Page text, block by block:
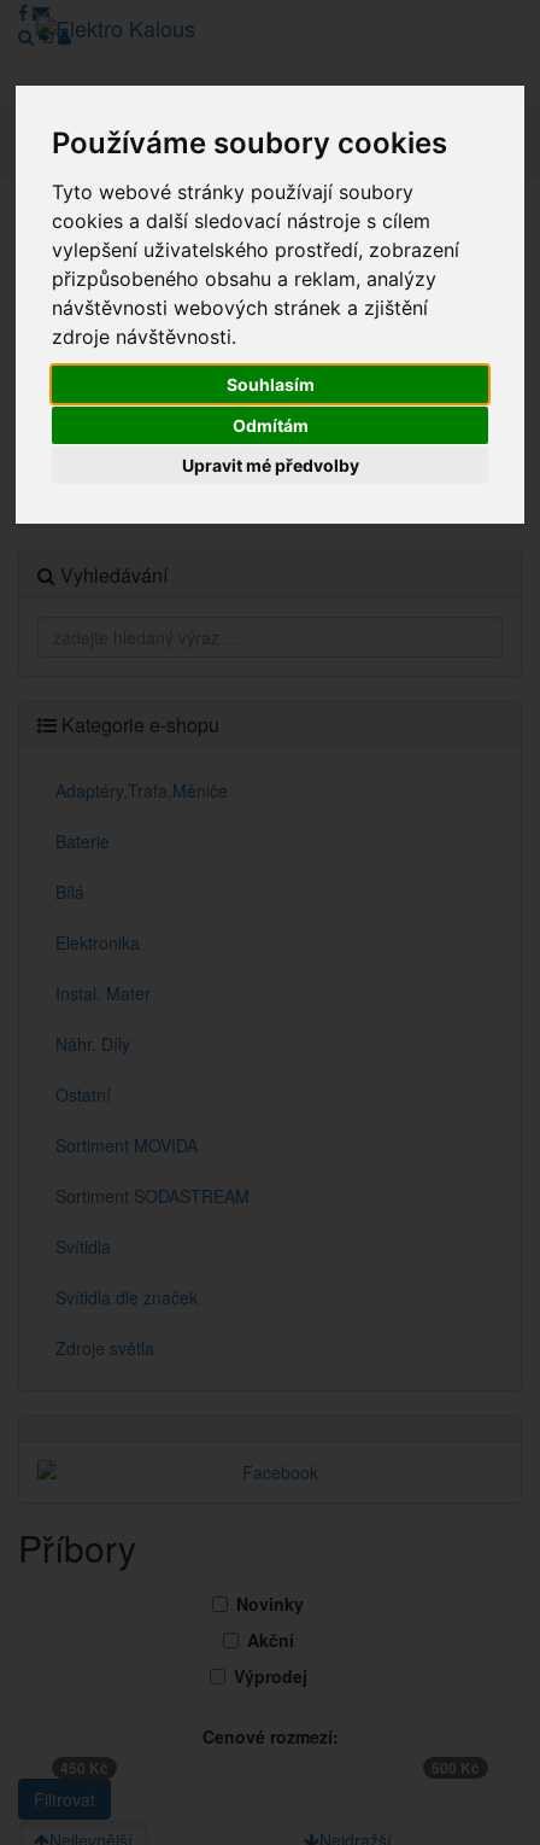
Používáme soubory cookies
Tyto webové stránky používají soubory
cookies a další sledovací nástroje s cílem
vylepšení uživatelského prostředí, zobrazení
přizpůsobeného obsahu a reklam, analýzy
návštěvnosti webových stránek a zjištění
zdroje návštěvnosti.
Souhlasím
Odmítám
Upravit mé předvolby
Vážení zákazníci, v tuto chvíli je Náš internetový obchod v
režimu Katalogu. Objednávky on-line nyní nelze vyřídit.
Děkujeme za pochopení.
Vyhledávání
Kategorie e-shopu
Adaptéry,Trafa,Měniče
Baterie
Bílá
Elektronika
Instal. Mater
Náhr. Díly
Ostatní
Sortiment MOVIDA
Sortiment SODASTREAM
Svítidla
Svítidla dle značek
Zdroje světla
Příbory
Novinky
Akční
Výprodej
Cenové rozmezí:
450 Kč 500 Kč
Nejlevnější
Nejdražší